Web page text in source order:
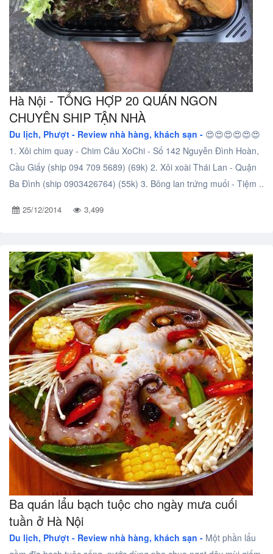
Hà Nội - TỔNG HỢP 20 QUÁN NGON
CHUYÊN SHIP TẬN NHÀ
Du lịch, Phượt - Review nhà hàng, khách sạn - 😍😍😍😍😍😍
1. Xôi chim quay - Chim Câu XoChi - Số 142 Nguyễn Đình Hoàn,
Cầu Giấy (ship 094 709 5689) (69k) 2. Xôi xoài Thái Lan - Quận
Ba Đình (ship 0903426764) (55k) 3. Bông lan trứng muối - Tiệm ..
25/12/2014 3,499
Ba quán lẩu bạch tuộc cho ngày mưa cuối
tuần ở Hà Nội
Du lịch, Phượt - Review nhà hàng, khách sạn - Một phần lẩu